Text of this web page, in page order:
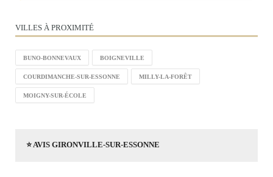
VILLES À PROXIMITÉ
BUNO-BONNEVAUX BOIGNEVILLE
COURDIMANCHE-SUR-ESSONNE MILLY-LA-FORÊT
MOIGNY-SUR-ÉCOLE
⭐ AVIS GIRONVILLE-SUR-ESSONNE